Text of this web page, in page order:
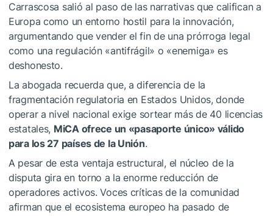
Carrascosa salió al paso de las narrativas que califican a
Europa como un entorno hostil para la innovación,
argumentando que vender el fin de una prórroga legal
como una regulación «antifrágil» o «enemiga» es
deshonesto.
La abogada recuerda que, a diferencia de la
fragmentación regulatoria en Estados Unidos, donde
operar a nivel nacional exige sortear más de 40 licencias
estatales, MiCA ofrece un «pasaporte único» válido
para los 27 países de la Unión.
A pesar de esta ventaja estructural, el núcleo de la
disputa gira en torno a la enorme reducción de
operadores activos. Voces críticas de la comunidad
afirman que el ecosistema europeo ha pasado de